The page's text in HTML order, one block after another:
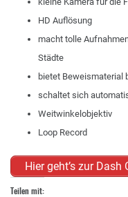
HD Auflösung
macht tolle
Städte
bietet Beweismaterial
schaltet sich
Weitwinkelobjektiv
Loop Record
Hier geht’s zur Dash
Teilen mit: